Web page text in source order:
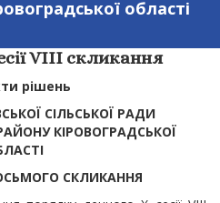
області
VIII скликання
рішень
СІЛЬСЬКОЇ РАДИ
КІРОВОГРАДСЬКОЇ
СКЛИКАННЯ